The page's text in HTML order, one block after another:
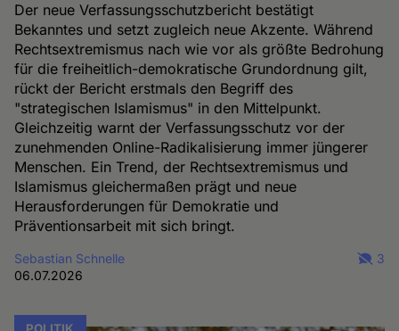
Der neue Verfassungsschutzbericht bestätigt
Bekanntes und setzt zugleich neue Akzente. Während
Rechtsextremismus nach wie vor als größte Bedrohung
für die freiheitlich-demokratische Grundordnung gilt,
rückt der Bericht erstmals den Begriff des
"strategischen Islamismus" in den Mittelpunkt.
Gleichzeitig warnt der Verfassungsschutz vor der
zunehmenden Online-Radikalisierung immer jüngerer
Menschen. Ein Trend, der Rechtsextremismus und
Islamismus gleichermaßen prägt und neue
Herausforderungen für Demokratie und
Präventionsarbeit mit sich bringt.
Sebastian Schnelle
06.07.2026
3